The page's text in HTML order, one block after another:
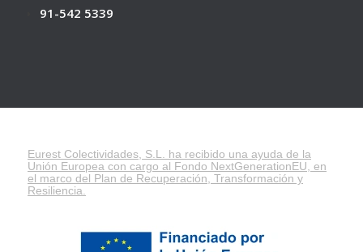
91-542 5339
Eurest Colectividades, S.L. ha recibido una ayuda de la
Unión Europea con cargo al Fondo NextGenerationEU, en
el marco del Plan de Recuperación, Transformación y
Resiliencia